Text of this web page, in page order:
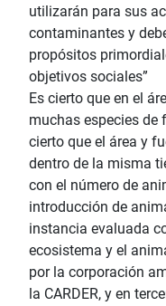
utilizarán para sus
contaminantes y
propósitos
objetivos sociales”
Es cierto que en el
muchas especies de
cierto que el área y
dentro de la misma
con el número de
introducción de
instancia evaluada
ecosistema y el
por la corporación
la CARDER, y en